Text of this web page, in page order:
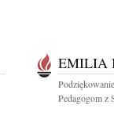
EMILIA
Pedagogom z